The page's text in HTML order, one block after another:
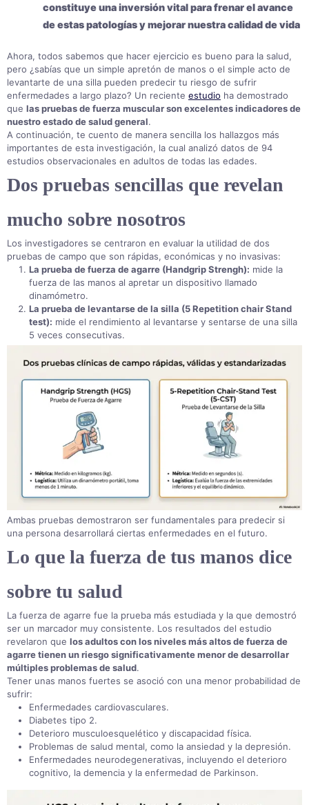
constituye una inversión vital para frenar el avance
de estas patologías y mejorar nuestra calidad de vida
Ahora, todos sabemos que hacer ejercicio es bueno para la salud,
pero ¿sabías que un simple apretón de manos o el simple acto de
levantarte de una silla pueden predecir tu riesgo de sufrir
enfermedades a largo plazo? Un reciente estudio ha demostrado
que las pruebas de fuerza muscular son excelentes indicadores de
nuestro estado de salud general.
A continuación, te cuento de manera sencilla los hallazgos más
importantes de esta investigación, la cual analizó datos de 94
estudios observacionales en adultos de todas las edades.
Dos pruebas sencillas que revelan
mucho sobre nosotros
Los investigadores se centraron en evaluar la utilidad de dos
pruebas de campo que son rápidas, económicas y no invasivas:
La prueba de fuerza de agarre (Handgrip Strengh): mide la
fuerza de las manos al apretar un dispositivo llamado
dinamómetro.
La prueba de levantarse de la silla (5 Repetition chair Stand
test): mide el rendimiento al levantarse y sentarse de una silla
5 veces consecutivas.
Ambas pruebas demostraron ser fundamentales para predecir si
una persona desarrollará ciertas enfermedades en el futuro.
Lo que la fuerza de tus manos dice
sobre tu salud
La fuerza de agarre fue la prueba más estudiada y la que demostró
ser un marcador muy consistente. Los resultados del estudio
revelaron que los adultos con los niveles más altos de fuerza de
agarre tienen un riesgo significativamente menor de desarrollar
múltiples problemas de salud.
Tener unas manos fuertes se asoció con una menor probabilidad de
sufrir:
Enfermedades cardiovasculares.
Diabetes tipo 2.
Deterioro musculoesquelético y discapacidad física.
Problemas de salud mental, como la ansiedad y la depresión.
Enfermedades neurodegenerativas, incluyendo el deterioro
cognitivo, la demencia y la enfermedad de Parkinson.